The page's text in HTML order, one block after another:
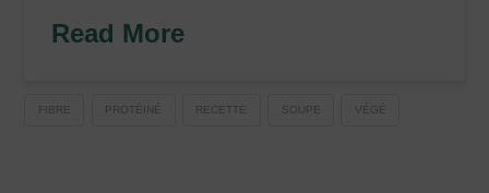
Read More
FIBRE PROTÉINÉ RECETTE SOUPE VÉGÉ